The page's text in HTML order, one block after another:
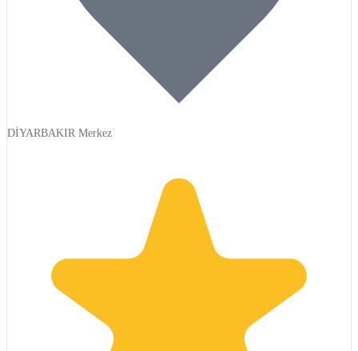
DİYARBAKIR Merkez